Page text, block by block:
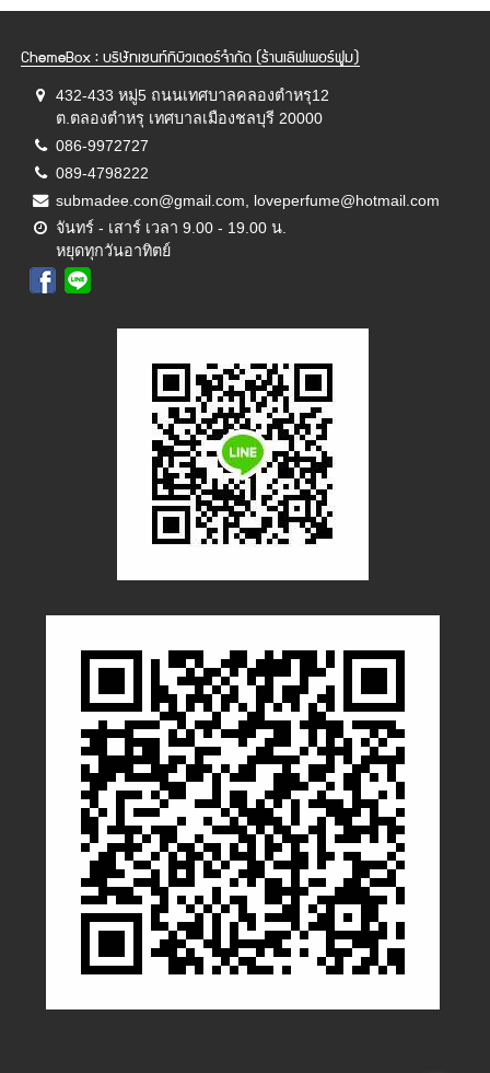
ChemeBox : บริษัทเซนท์ทิบิวเตอร์จำกัด (ร้านเลิฟเพอร์ฟูม)
432-433 หมู่5 ถนนเทศบาลคลองตำหรุ12
ต.ตลองตำหรุ เทศบาลเมืองชลบุรี 20000
086-9972727
089-4798222
submadee.con@gmail.com, loveperfume@hotmail.com
จันทร์ - เสาร์ เวลา 9.00 - 19.00 น.
หยุดทุกวันอาทิตย์